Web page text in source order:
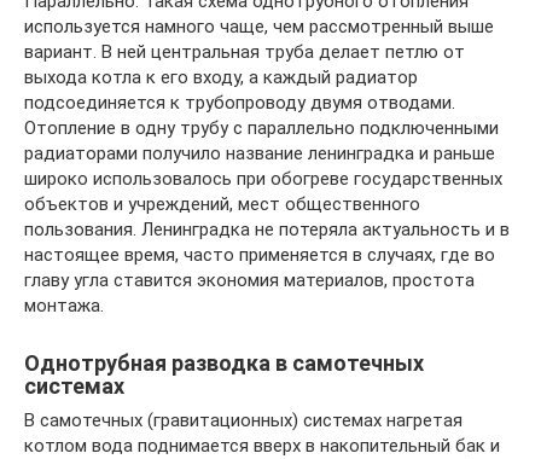
используется намного чаще, чем рассмотренный выше
вариант. В ней центральная труба делает петлю от
выхода котла к его входу, а каждый радиатор
подсоединяется к трубопроводу двумя отводами.
Отопление в одну трубу с параллельно подключенными
радиаторами получило название ленинградка и раньше
широко использовалось при обогреве государственных
объектов и учреждений, мест общественного
пользования. Ленинградка не потеряла актуальность и в
настоящее время, часто применяется в случаях, где во
главу угла ставится экономия материалов, простота
монтажа.
Однотрубная разводка в самотечных
системах
В самотечных (гравитационных) системах нагретая
котлом вода поднимается вверх в накопительный бак и